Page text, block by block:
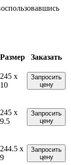
Размер
Заказать
245 x
10
Запросить
цену
245 x
9.5
Запросить
цену
244.5 x
9
Запросить
цену